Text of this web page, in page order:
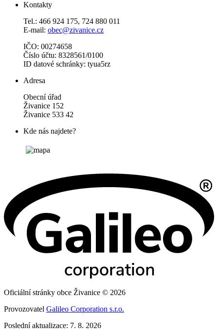
Kontakty
Tel.: 466 924 175, 724 880 011
E-mail: obec@zivanice.cz
IČO: 00274658
Číslo účtu: 8328561/0100
ID datové schránky: tyua5rz
Adresa
Obecní úřad
Živanice 152
Živanice 533 42
Kde nás najdete?
Oficiální stránky obce Živanice © 2026
Provozovatel Galileo Corporation s.r.o.
Poslední aktualizace: 7. 8. 2026